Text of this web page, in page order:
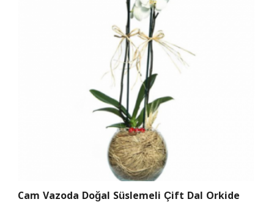
Cam Vazoda Doğal Süslemeli Çift Dal Orkide